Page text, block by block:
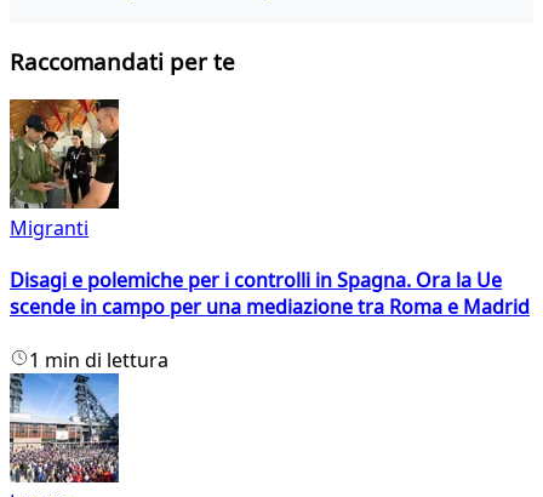
Raccomandati per te
Migranti
Disagi e polemiche per i controlli in Spagna. Ora la Ue
scende in campo per una mediazione tra Roma e Madrid
1 min di lettura